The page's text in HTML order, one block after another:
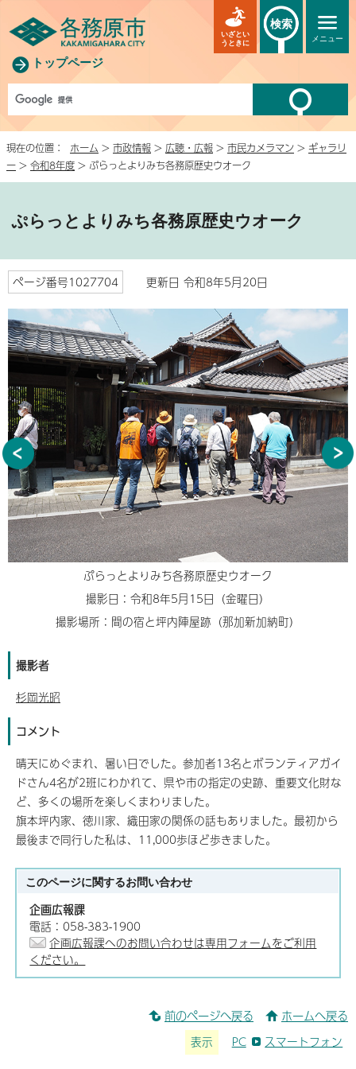
トップページ
メニュー
いざとい
うときに
検索
現在の位置： ホーム > 市政情報 > 広聴・広報 > 市民カメラマン > ギャラリ
ー > 令和8年度 > ぷらっとよりみち各務原歴史ウオーク
ぷらっとよりみち各務原歴史ウオーク
ページ番号1027704 更新日 令和8年5月20日
ぷらっとよりみち各務原歴史ウオーク
撮影日：令和8年5月15日（金曜日）
撮影場所：間の宿と坪内陣屋跡（那加新加納町）
撮影者
杉岡光昭
コメント
晴天にめぐまれ、暑い日でした。参加者13名とボランティアガイ
ドさん4名が2班にわかれて、県や市の指定の史跡、重要文化財な
ど、多くの場所を楽しくまわりました。
旗本坪内家、徳川家、織田家の関係の話もありました。最初から
最後まで同行した私は、11,000歩ほど歩きました。
このページに関するお問い合わせ
企画広報課
電話：058-383-1900
企画広報課へのお問い合わせは専用フォームをご利用
ください。
前のページへ戻る ホームへ戻る
表示 PC スマートフォン